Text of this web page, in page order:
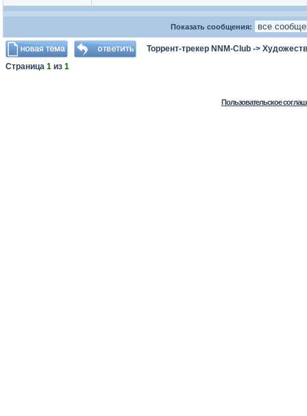
Показать сообщения:
Торрент-трекер NNM-Club ->
Страница 1 из 1
Пользовательское